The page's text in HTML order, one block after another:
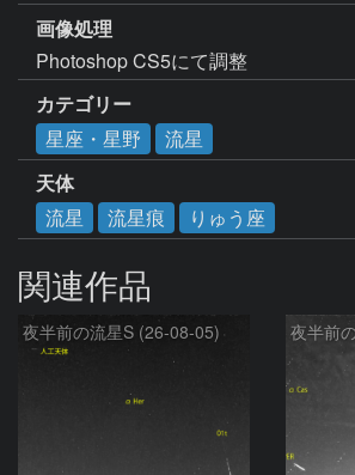
画像処理
Photoshop CS5にて調整
カテゴリー
星座・星野
流星
天体
流星
流星痕 りゅう座
関連作品
夜半前の流星S (26-08-05) 夜半前